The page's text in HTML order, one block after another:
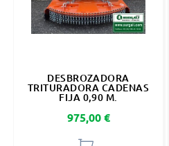
DESBROZADORA
TRITURADORA CADENAS
FIJA 0,90 M.
Precio
975,00 €